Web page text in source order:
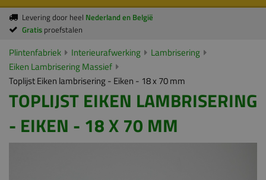
Levering door heel Nederland en België
Gratis proefstalen
Plintenfabriek Interieurafwerking
Lambrisering
Eiken Lambrisering Massief
Toplijst Eiken lambrisering - Eiken - 18 x 70 mm
TOPLIJST EIKEN LAMBRISERING
- EIKEN - 18 X 70 MM